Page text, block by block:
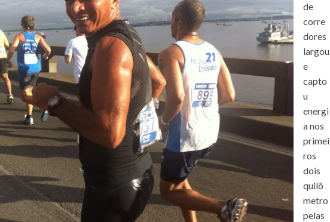
de
corre
dores
largou
e
capto
u
energi
a nos
primei
ros
dois
quilô
metro
pelas